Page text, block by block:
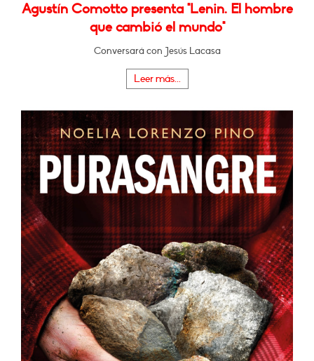
Agustín Comotto presenta "Lenin. El hombre
que cambió el mundo"
Conversará con Jesús Lacasa
Leer más...